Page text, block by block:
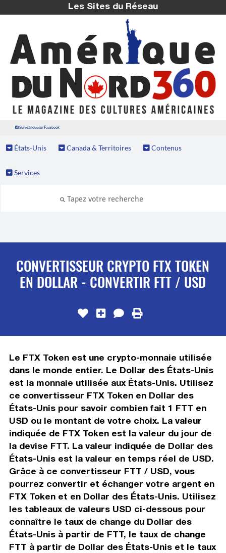
Les Sites du Réseau
Suivez nous sur Facebook
États-Unis Canada & Territoires Contenus
Services
CONVERTISSEUR CRYPTO FTX TOKEN
EN DOLLAR - CONVERTIR FTT / USD
Le FTX Token est une crypto-monnaie utilisée
dans le monde entier. Le Dollar des États-Unis
est la monnaie utilisée aux États-Unis. Utilisez
ce convertisseur FTX Token en Dollar des
États-Unis pour savoir combien fait 1 FTT en
USD ou le montant de votre choix. La valeur
indiquée de FTX Token est la valeur du jour de
la devise FTT. La valeur indiquée de Dollar des
États-Unis est la valeur en temps réel de USD.
Grâce à ce convertisseur FTT / USD, vous
pourrez convertir et échanger votre argent en
FTX Token et en Dollar des États-Unis. Utilisez
les tableaux de valeurs USD ci-dessous pour
connaître le taux de change du Dollar des
États-Unis à partir de FTT, le taux de change
FTT à partir de Dollar des États-Unis et le taux